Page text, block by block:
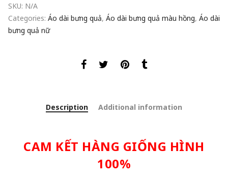
SKU: N/A
Categories: Áo dài bưng quả, Áo dài bưng quả màu hồng, Áo dài
bưng quả nữ
Description Additional information
CAM KẾT HÀNG GIỐNG HÌNH
100%